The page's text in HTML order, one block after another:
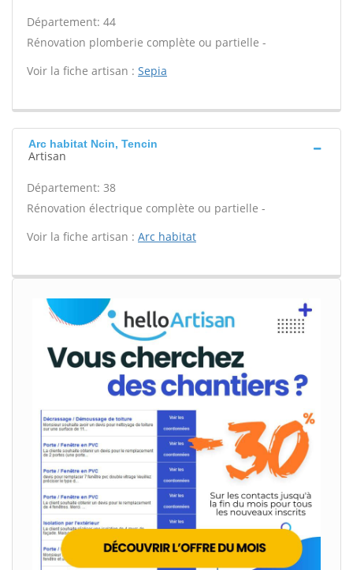
Département: 44
Rénovation plomberie complète ou partielle -
Voir la fiche artisan : Sepia
Arc habitat Ncin, Tencin
Artisan
Département: 38
Rénovation électrique complète ou partielle -
Voir la fiche artisan : Arc habitat